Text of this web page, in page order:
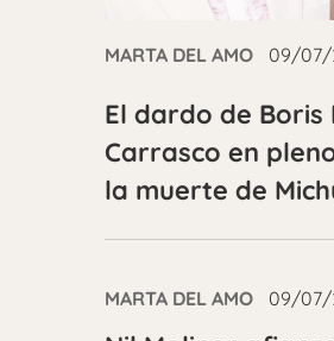
MARTA DEL AMO 09/07/
El dardo de Boris
Carrasco en
la muerte de
MARTA DEL AMO 09/07/